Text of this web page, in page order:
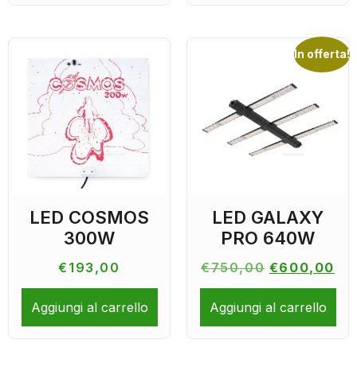
LED COSMOS
300W
€ 193,00
Aggiungi al carrello
In offerta!
LED GALAXY
PRO 640W
€750,00 €600,00
Aggiungi al carrello